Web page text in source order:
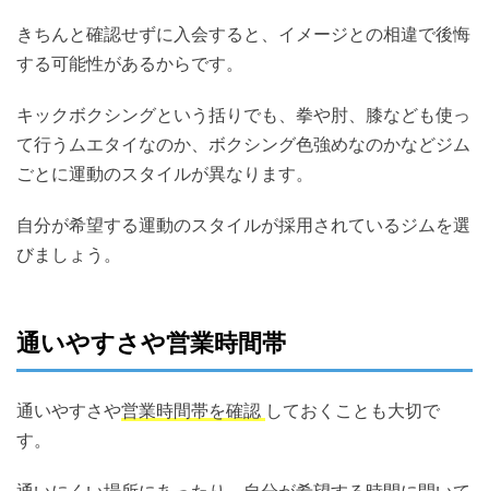
きちんと確認せずに入会すると、イメージとの相違で後悔
する可能性があるからです。
キックボクシングという括りでも、拳や肘、膝なども使っ
て行うムエタイなのか、ボクシング色強めなのかなどジム
ごとに運動のスタイルが異なります。
自分が希望する運動のスタイルが採用されているジムを選
びましょう。
通いやすさや営業時間帯
通いやすさや営業時間帯を確認 しておくことも大切で
す。